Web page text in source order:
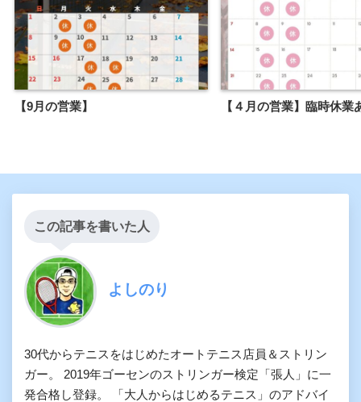
【9月の営業】 【４月の営業】臨時休業
この記事を書いた人
よしのり
30代からテニスをはじめたオートテニス店員＆ストリン
ガー。 2019年ゴーセンのストリンガー検定「張人」に一
発合格し登録。 「大人からはじめるテニス」のアドバイ